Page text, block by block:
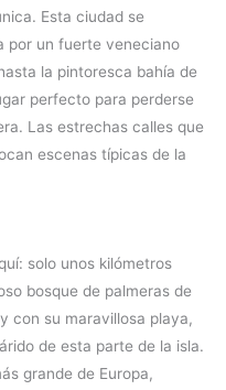
Esta ciudad se
por un fuerte veneciano
la pintoresca bahía de
perfecto para perderse
Las estrechas calles que
escenas típicas de la
solo unos kilómetros
bosque de palmeras de
con su maravillosa playa,
de esta parte de la isla.
grande de Europa,